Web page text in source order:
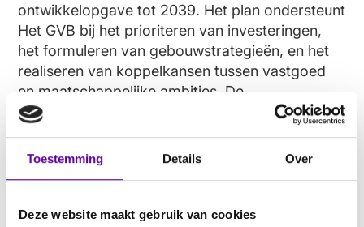
Toestemming Details Over
Deze website maakt gebruik van cookies
ontwikkelopgave tot 2039. Het plan ondersteunt
Het GVB bij het prioriteren van investeringen,
het formuleren van gebouwstrategieën, en het
realiseren van koppelkansen tussen vastgoed
en maatschappelijke ambities. De
uitvoeringsagenda richt zich op het effectief
gemeentelijk vastgoed op basis van
De rol van MaatWijs